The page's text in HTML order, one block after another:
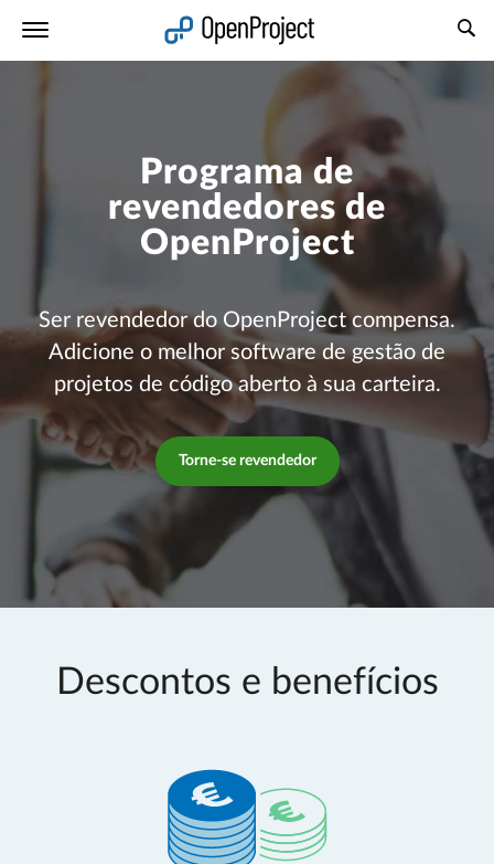
Programa de
revendedores de
OpenProject
Ser revendedor do OpenProject compensa.
Adicione o melhor software de gestão de
projetos de código aberto à sua carteira.
Torne-se revendedor
Descontos e benefícios
Abrir a ligação num novo separador